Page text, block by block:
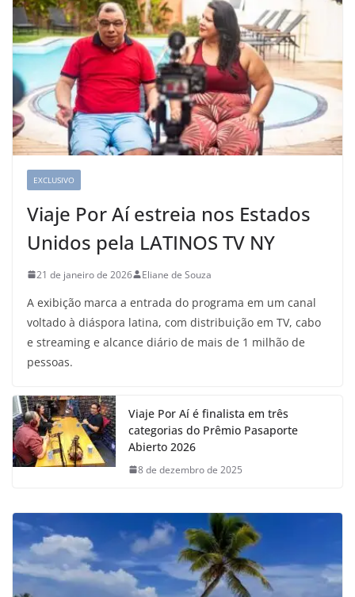
EXCLUSIVO
Viaje Por Aí estreia nos Estados
Unidos pela LATINOS TV NY
21 de janeiro de 2026 Eliane de Souza
A exibição marca a entrada do programa em um canal
voltado à diáspora latina, com distribuição em TV, cabo
e streaming e alcance diário de mais de 1 milhão de
pessoas.
Viaje Por Aí é finalista em três
categorias do Prêmio Pasaporte
Abierto 2026
8 de dezembro de 2025